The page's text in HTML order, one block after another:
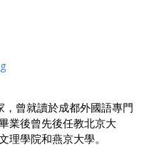
曾就讀於成都外國語專門
業後曾先後任教北京大
理學院和燕京大學。